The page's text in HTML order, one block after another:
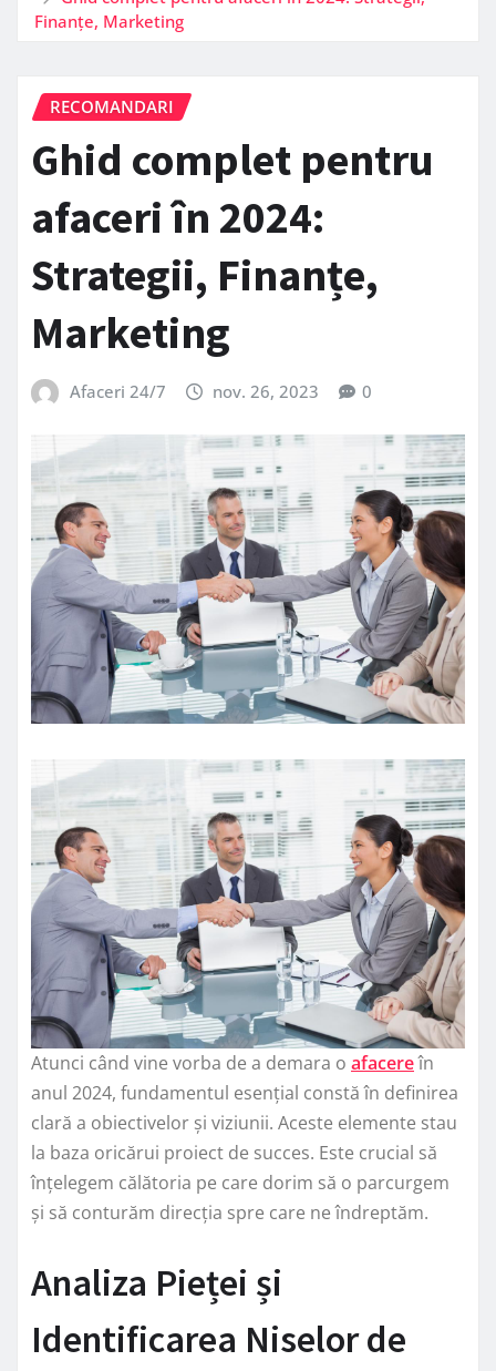
Finanțe, Marketing
RECOMANDARI
Ghid complet pentru
afaceri în 2024:
Strategii, Finanțe,
Marketing
Afaceri 24/7 nov. 26, 2023 0
Atunci când vine vorba de a demara o afacereîn
anul 2024, fundamentul esențial constă în definirea
clară a obiectivelor și viziunii. Aceste elemente stau
la baza oricărui proiect de succes. Este crucial să
înțelegem călătoria pe care dorim să o parcurgem
și să conturăm direcția spre care ne îndreptăm.
Analiza Pieței și
Identificarea Niselor de